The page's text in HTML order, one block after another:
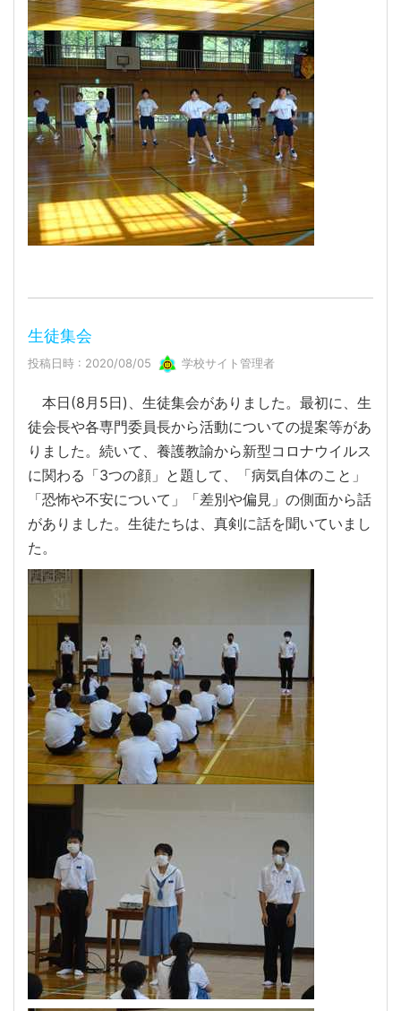
生徒集会
投稿日時 : 2020/08/05 学校サイト管理者
本日(8月5日)、生徒集会がありました。最初に、生
徒会長や各専門委員長から活動についての提案等があ
りました。続いて、養護教諭から新型コロナウイルス
に関わる「3つの顔」と題して、「病気自体のこと」
「恐怖や不安について」「差別や偏見」の側面から話
がありました。生徒たちは、真剣に話を聞いていまし
た。